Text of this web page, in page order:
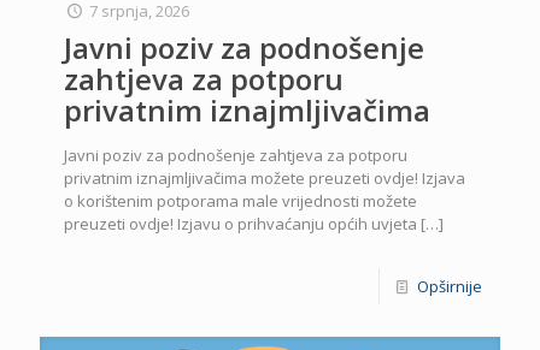
7 srpnja, 2026
Javni poziv za podnošenje
zahtjeva za potporu
privatnim iznajmljivačima
Javni poziv za podnošenje zahtjeva za potporu
privatnim iznajmljivačima možete preuzeti ovdje! Izjava
o korištenim potporama male vrijednosti možete
preuzeti ovdje! Izjavu o prihvaćanju općih uvjeta […]
Opširnije